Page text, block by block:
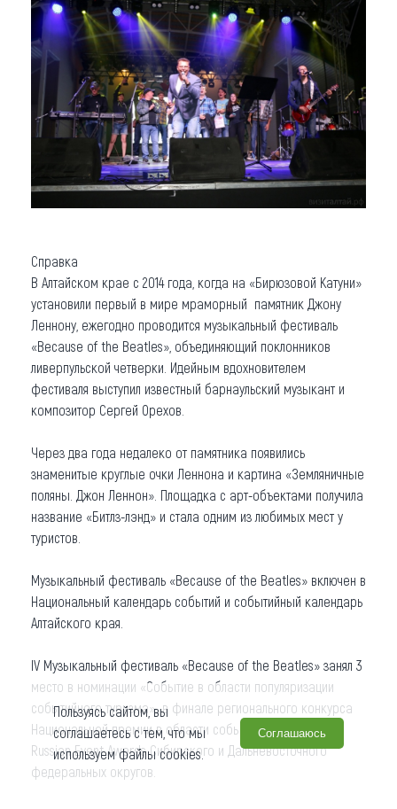
Справка
В Алтайском крае с 2014 года, когда на «Бирюзовой Катуни»
установили первый в мире мраморный памятник Джону
Леннону, ежегодно проводится музыкальный фестиваль
«Because of the Beatles», объединяющий поклонников
ливерпульской четверки. Идейным вдохновителем
фестиваля выступил известный барнаульский музыкант и
композитор Сергей Орехов.
Через два года недалеко от памятника появились
знаменитые круглые очки Леннона и картина «Земляничные
поляны. Джон Леннон». Площадка с арт-объектами получила
название «Битлз-лэнд» и стала одним из любимых мест у
туристов.
Музыкальный фестиваль «Because of the Beatles» включен в
Национальный календарь событий и событийный календарь
Алтайского края.
IV Музыкальный фестиваль «Because of the Beatles» занял 3
место в номинации «Событие в области популяризации
событийного туризма» в финале регионального конкурса
Национальной премии в области событийного туризма
Russian Event Awards Сибирского и Дальневосточного
федеральных округов.
Пользуясь сайтом, вы
соглашаетесь с тем, что мы
используем файлы cookies.
Соглашаюсь